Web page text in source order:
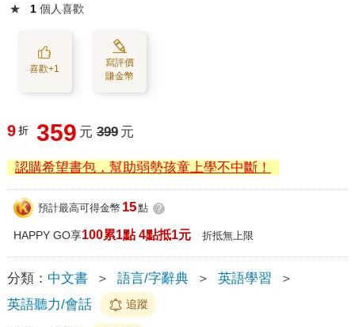
★ 1 個人喜歡
喜歡+1
寫評價
賺金幣
9 折 359 元 399 元
認購希望書包，幫助弱勢孩童上學不中斷！
預計最高可得金幣 15點 ?
HAPPY GO享100累1點 4點抵1元 折抵無上限
分類： 中文書 ＞ 語言/字辭典 ＞ 英語學習
＞
英語聽力/會話
追蹤